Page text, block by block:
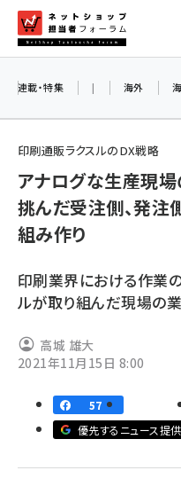
ン
ネット
amazon (2259)
yahoo (1910)
ecbeing (1213)
base (1085)
ビィ・フォアード (786)
revico (746)
連載・特集 | 海外
印刷通販ラクスルのDX戦略
アナログな生産現場
挑んだ受注側、発注
組み作り
印刷業界における作業
ルが取り組んだ現場の業
高城 雄大
2021年11月15日 8:00
57
優先するニュース提